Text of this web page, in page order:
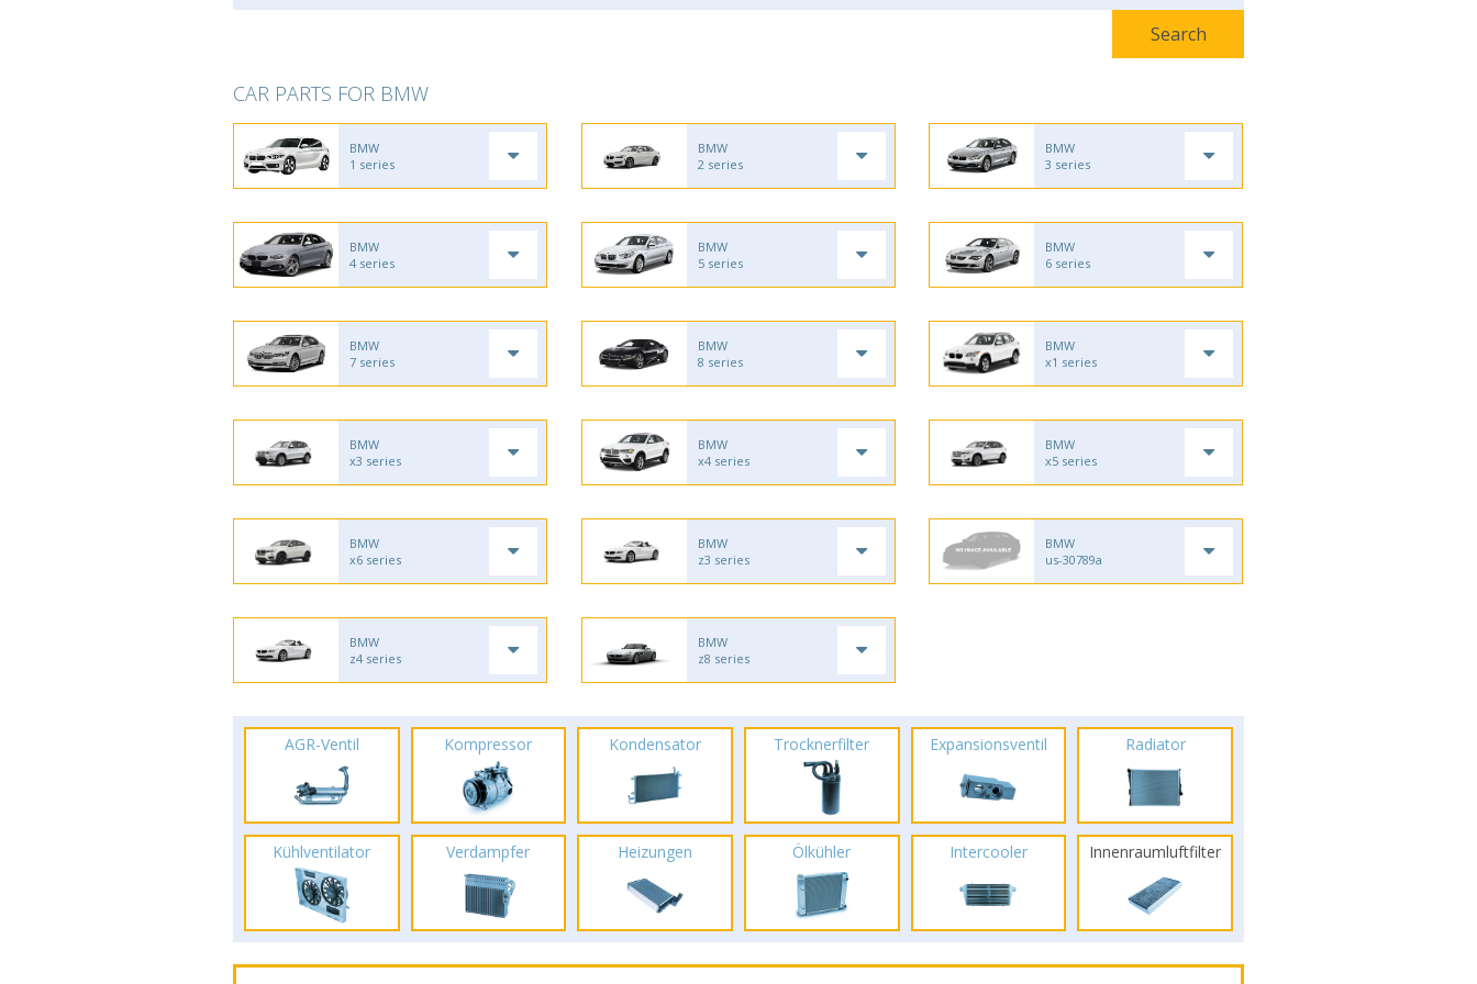
CAR PARTS FOR BMW
BMW
1 series
BMW
2 series
BMW
3 series
BMW
4 series
BMW
5 series
BMW
6 series
BMW
7 series
BMW
8 series
BMW
x1 series
BMW
x3 series
BMW
x4 series
BMW
x5 series
BMW
x6 series
BMW
z3 series
BMW
us-30789a
BMW
z4 series
BMW
z8 series
AGR-Ventil Kompressor Kondensator Trocknerfilter Expansionsventil Radiator
Kühlventilator Verdampfer Heizungen Ölkühler Intercooler Innenraumluftfilter